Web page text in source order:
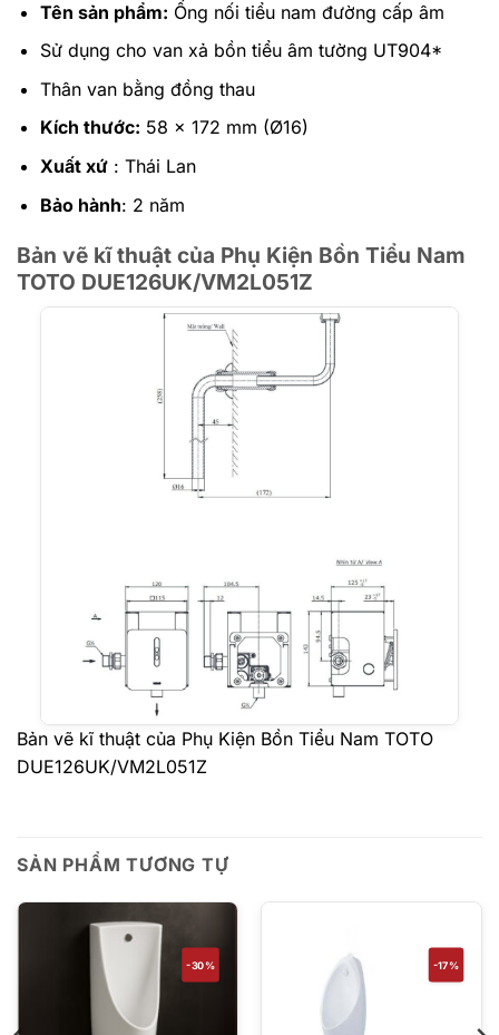
Tên sản phẩm: Ống nối tiểu nam đường cấp âm
Sử dụng cho van xả bồn tiểu âm tường UT904*
Thân van bằng đồng thau
Kích thước: 58 x 172 mm (Ø16)
Xuất xứ: Thái Lan
Bảo hành: 2 năm
Bản vẽ kĩ thuật của Phụ Kiện Bồn Tiểu Nam
TOTO DUE126UK/VM2L051Z
Bản vẽ kĩ thuật của Phụ Kiện Bồn Tiểu Nam TOTO
DUE126UK/VM2L051Z
SẢN PHẨM TƯƠNG TỰ
-30% -17%